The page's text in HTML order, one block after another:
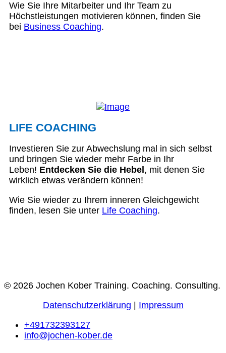
Wie Sie Ihre Mitarbeiter und Ihr Team zu
Höchstleistungen motivieren können, finden Sie
bei Business Coaching.
LIFE COACHING
Investieren Sie zur Abwechslung mal in sich selbst
und bringen Sie wieder mehr Farbe in Ihr
Leben! Entdecken Sie die Hebel , mit denen Sie
wirklich etwas verändern können!
Wie Sie wieder zu Ihrem inneren Gleichgewicht
finden, lesen Sie unter Life Coaching.
© 2026 Jochen Kober Training. Coaching. Consulting.
Datenschutzerklärung
Impressum
+491732393127
info@jochen-kober.de